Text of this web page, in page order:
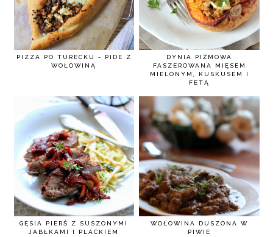
PIZZA PO TURECKU - PIDE Z
WOŁOWINĄ
DYNIA PIŻMOWA
FASZEROWANA MIĘSEM
MIELONYM, KUSKUSEM I
FETĄ
GĘSIA PIERŚ Z SUSZONYMI
JABŁKAMI I PLACKIEM
WOŁOWINA DUSZONA W
PIWIE